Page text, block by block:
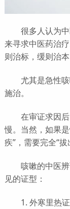
很多人认为中
来寻求中医药治
则治标，缓则治
尤其是急性咳
施治。
在审证求因后
慢。当然，如果
疾”，需要完全“
咳嗽的中医辨
见的证型：
1. 外寒里热证